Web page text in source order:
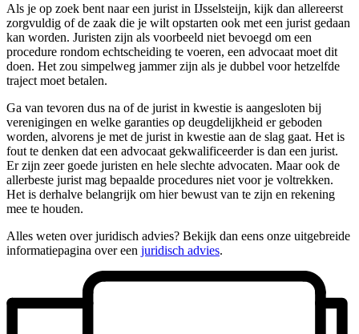
Als je op zoek bent naar een jurist in IJsselsteijn, kijk dan allereerst
zorgvuldig of de zaak die je wilt opstarten ook met een jurist gedaan
kan worden. Juristen zijn als voorbeeld niet bevoegd om een
procedure rondom echtscheiding te voeren, een advocaat moet dit
doen. Het zou simpelweg jammer zijn als je dubbel voor hetzelfde
traject moet betalen.
Ga van tevoren dus na of de jurist in kwestie is aangesloten bij
verenigingen en welke garanties op deugdelijkheid er geboden
worden, alvorens je met de jurist in kwestie aan de slag gaat. Het is
fout te denken dat een advocaat gekwalificeerder is dan een jurist.
Er zijn zeer goede juristen en hele slechte advocaten. Maar ook de
allerbeste jurist mag bepaalde procedures niet voor je voltrekken.
Het is derhalve belangrijk om hier bewust van te zijn en rekening
mee te houden.
Alles weten over juridisch advies? Bekijk dan eens onze uitgebreide
informatiepagina over een juridisch advies.